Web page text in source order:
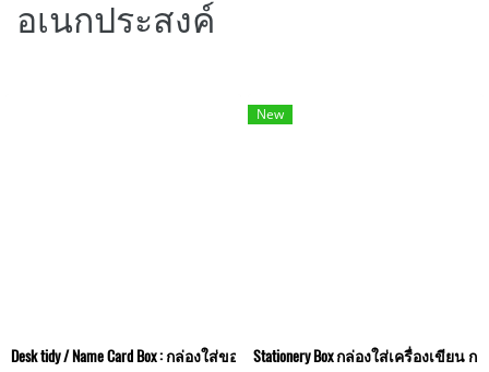
อเนกประสงค์
Desk tidy / Name Card Box : กล่องใส่ของขนาดเล็ก กล่องใส่นามบัตร
New
Stationery Box กล่องใส่เครื่องเขียน